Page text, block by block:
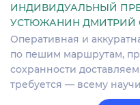
ИНДИВИДУАЛЬНЫЙ
УСТЮЖАНИН ДМИТРИЙ
Оперативная и
по пешим маршрутам,
сохранности
требуется — всему